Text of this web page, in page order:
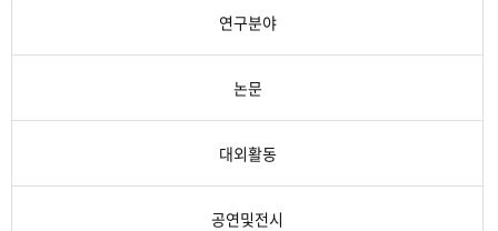
연구분야
논문
대외활동
공연및전시